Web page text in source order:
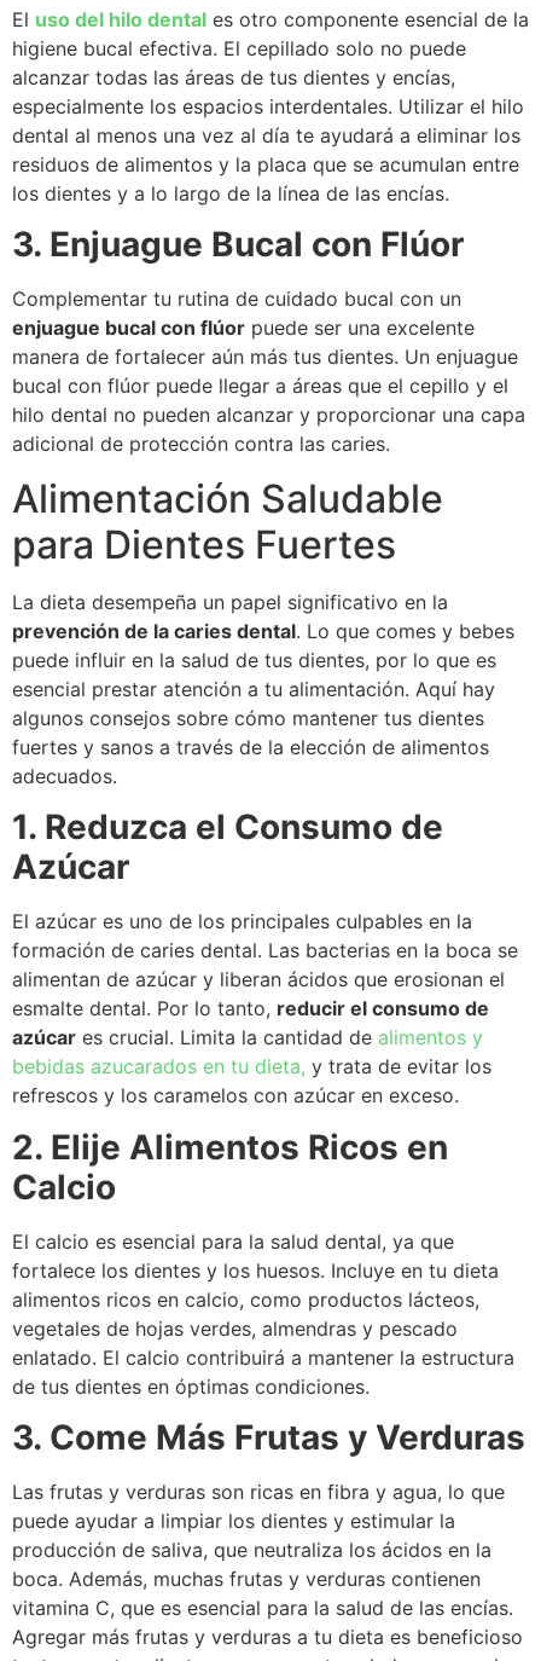
El uso del hilo dental es otro componente esencial de la
higiene bucal efectiva. El cepillado solo no puede
alcanzar todas las áreas de tus dientes y encías,
especialmente los espacios interdentales. Utilizar el hilo
dental al menos una vez al día te ayudará a eliminar los
residuos de alimentos y la placa que se acumulan entre
los dientes y a lo largo de la línea de las encías.
3. Enjuague Bucal con Flúor
Complementar tu rutina de cuidado bucal con un
enjuague bucal con flúor puede ser una excelente
manera de fortalecer aún más tus dientes. Un enjuague
bucal con flúor puede llegar a áreas que el cepillo y el
hilo dental no pueden alcanzar y proporcionar una capa
adicional de protección contra las caries.
Alimentación Saludable
para Dientes Fuertes
La dieta desempeña un papel significativo en la
prevención de la caries dental. Lo que comes y bebes
puede influir en la salud de tus dientes, por lo que es
esencial prestar atención a tu alimentación. Aquí hay
algunos consejos sobre cómo mantener tus dientes
fuertes y sanos a través de la elección de alimentos
adecuados.
1. Reduzca el Consumo de
Azúcar
El azúcar es uno de los principales culpables en la
formación de caries dental. Las bacterias en la boca se
alimentan de azúcar y liberan ácidos que erosionan el
esmalte dental. Por lo tanto, reducir el consumo de
azúcar es crucial. Limita la cantidad de alimentos y
bebidas azucarados en tu dieta, y trata de evitar los
refrescos y los caramelos con azúcar en exceso.
2. Elije Alimentos Ricos en
Calcio
El calcio es esencial para la salud dental, ya que
fortalece los dientes y los huesos. Incluye en tu dieta
alimentos ricos en calcio, como productos lácteos,
vegetales de hojas verdes, almendras y pescado
enlatado. El calcio contribuirá a mantener la estructura
de tus dientes en óptimas condiciones.
3. Come Más Frutas y Verduras
Las frutas y verduras son ricas en fibra y agua, lo que
puede ayudar a limpiar los dientes y estimular la
producción de saliva, que neutraliza los ácidos en la
boca. Además, muchas frutas y verduras contienen
vitamina C, que es esencial para la salud de las encías.
Agregar más frutas y verduras a tu dieta es beneficioso